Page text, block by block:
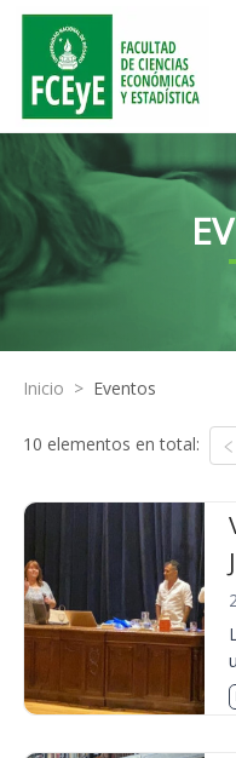
Inicio > Eventos
10 elementos en total: